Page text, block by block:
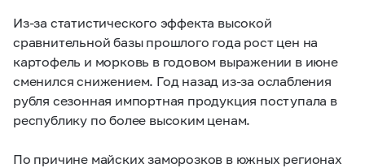
Из-за статистического эффекта высокой
сравнительной базы прошлого года рост цен на
картофель и морковь в годовом выражении в июне
сменился снижением. Год назад из-за ослабления
рубля сезонная импортная продукция поступала в
республику по более высоким ценам.
По причине майских заморозков в южных регионах